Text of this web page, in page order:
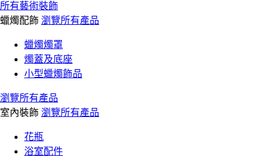
所有藝術裝飾
蠟燭配飾 瀏覽所有產品
蠟燭燭罩
燭蓋及底座
小型蠟燭飾品
瀏覽所有產品
室內裝飾 瀏覽所有產品
花瓶
浴室配件